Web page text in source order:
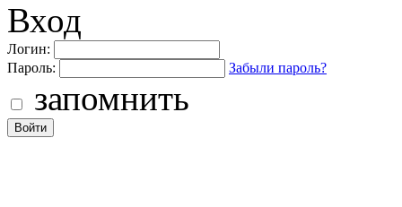
Вход
Логин:
Пароль:
Забыли пароль?
запомнить